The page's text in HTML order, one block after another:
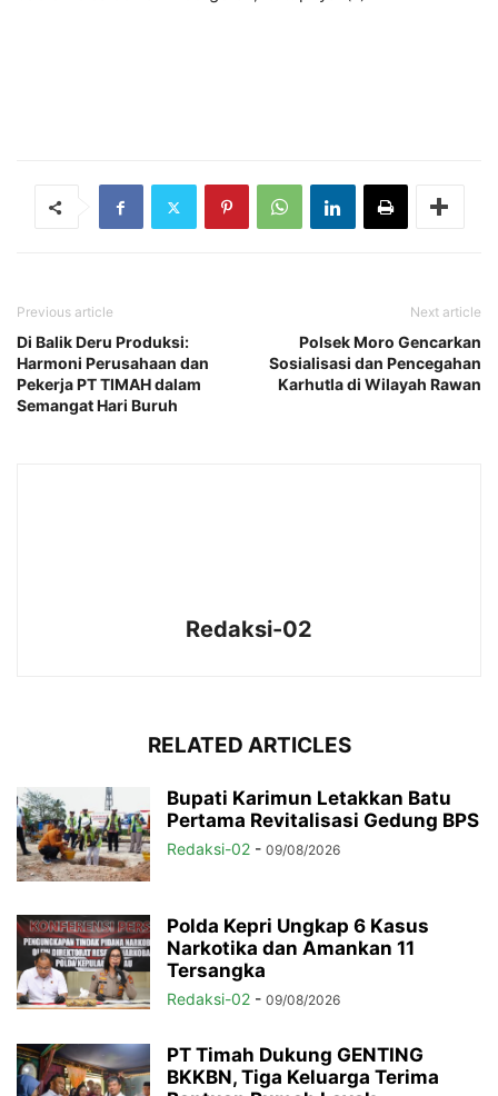
Previous article
Di Balik Deru Produksi:
Harmoni Perusahaan dan
Pekerja PT TIMAH dalam
Semangat Hari Buruh
Next article
Polsek Moro Gencarkan
Sosialisasi dan Pencegahan
Karhutla di Wilayah Rawan
Redaksi-02
RELATED ARTICLES
Bupati Karimun Letakkan Batu
Pertama Revitalisasi Gedung BPS
Redaksi-02 - 09/08/2026
Polda Kepri Ungkap 6 Kasus
Narkotika dan Amankan 11
Tersangka
Redaksi-02 - 09/08/2026
PT Timah Dukung GENTING
BKKBN, Tiga Keluarga Terima